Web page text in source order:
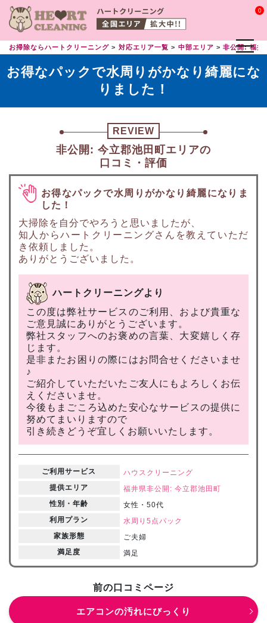
0
お掃除ならハートクリーニング 対応エリア一覧 中部エリア 非公開: 福井
お得なパックで水周りがかなり綺麗にな
りました！
REVIEW
非公開: 今立郡池田町エリアの
口コミ・評価
お得なパックで水周りがかなり綺麗になりま
した！
大掃除を自分でやろうと思いましたが、
知人からハートクリーニングさんを教えていただ
き依頼しました。
ありがとうございました。
ハートクリーニングより
この度は弊社サービスのご利用、および貴重な
ご意見誠にありがとうございます。
弊社スタッフへのお褒めの言葉、大変嬉しく存
じます。
是非またお困りの際にはお問合せくださいませ
♪
ご紹介していただいたご友人にもよろしくお伝
えくださいませ。
今後もまごころ込めた安心なサービスの提供に
努めてまいりますので
引き続きどうぞ宜しくお願いいたします。
ご利用サービス
ハウスクリーニング
提供エリア
福井県非公開: 今立郡池田町
性別・年齢
女性・50代
利用プラン
水周り5点パック
家族形態
ご夫婦
満足度
満足
前の口コミページ
エアコンの汚れにびっくり